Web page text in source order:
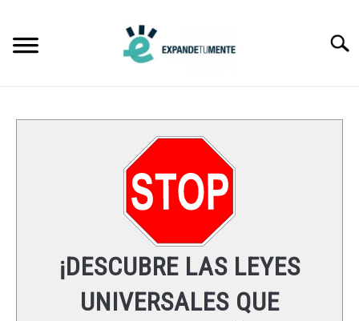
content
LEYES UNIVERSALES
¡DESCUBRE LAS LEYES
UNIVERSALES QUE